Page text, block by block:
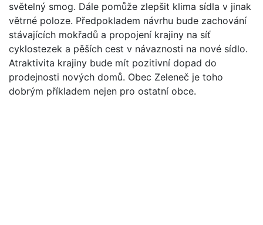
světelný smog. Dále pomůže zlepšit klima sídla v jinak
větrné poloze. Předpokladem návrhu bude zachování
stávajících mokřadů a propojení krajiny na síť
cyklostezek a pěších cest v návaznosti na nové sídlo.
Atraktivita krajiny bude mít pozitivní dopad do
prodejnosti nových domů. Obec Zeleneč je toho
dobrým příkladem nejen pro ostatní obce.